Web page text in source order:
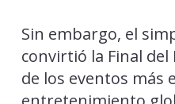
Sin embargo, el
convirtió la Final
de los eventos más